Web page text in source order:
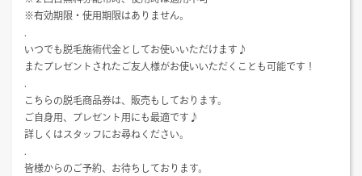
※有効期限・使用期限はありません。
いつでも脱毛施術代金としてお使いいただけます♪
またプレゼントされたご友人様がお使いいただくことも可能です！
こちらの脱毛商品券は、販売もしております。
ご自身用、プレゼント用にも最適です♪
詳しくはスタッフにお尋ねください。
皆様からのご予約、お待ちしております。